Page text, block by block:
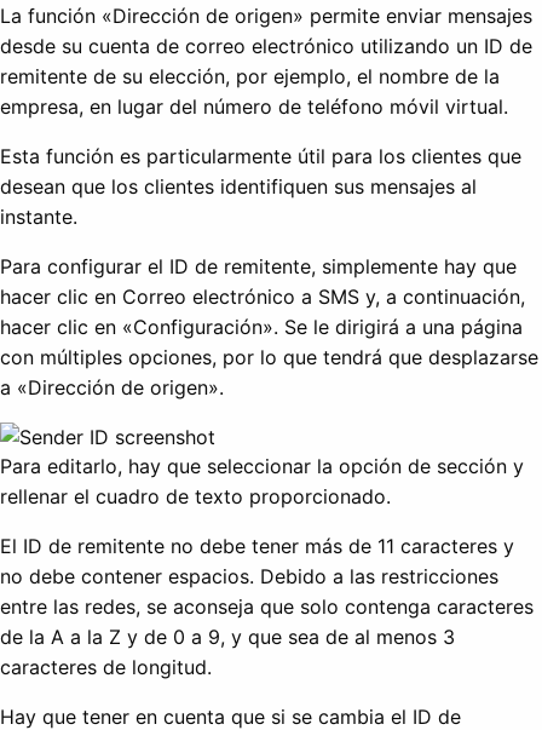
La función «Dirección de origen» permite enviar mensajes
desde su cuenta de correo electrónico utilizando un ID de
remitente de su elección, por ejemplo, el nombre de la
empresa, en lugar del número de teléfono móvil virtual.
Esta función es particularmente útil para los clientes que
desean que los clientes identifiquen sus mensajes al
instante.
Para configurar el ID de remitente, simplemente hay que
hacer clic en Correo electrónico a SMS y, a continuación,
hacer clic en «Configuración». Se le dirigirá a una página
con múltiples opciones, por lo que tendrá que desplazarse
a «Dirección de origen».
Para editarlo, hay que seleccionar la opción de sección y
rellenar el cuadro de texto proporcionado.
El ID de remitente no debe tener más de 11 caracteres y
no debe contener espacios. Debido a las restricciones
entre las redes, se aconseja que solo contenga caracteres
de la A a la Z y de 0 a 9, y que sea de al menos 3
caracteres de longitud.
Hay que tener en cuenta que si se cambia el ID de